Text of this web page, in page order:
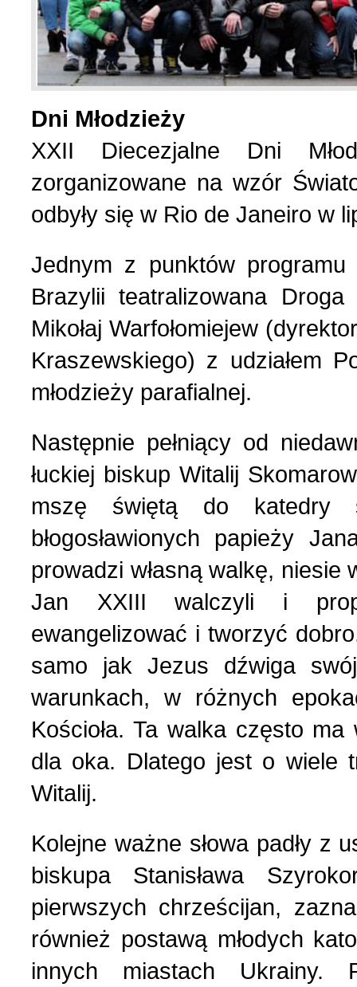
List do redakcji (7)
Literatura (2)
Losy Polaków
Losy rodzin polskich (3)
Mozaika na wsi (1)
Mozaika w PDF (47)
Nasza historia (24)
O tragicznie zmarłych
Ogłoszenia (24)
Opinie publiczne (11)
Poezja z Powstania
Polacy, których poznać
Polityka (10)
Pomoc charytatywna (1)
Prezentacja (5)
Realia ukraińskie (17)
1 (156) 2024 r. (5)
4 (155) 2023 r. (1)
3 (154) 2023 r. (1)
2 (153) 2023 r. (1)
1 (152) 2023 r. (9)
4 (151) 2022 r. (2)
3 (150) 2022 r. (1)
1 (148) 2022 r. (5)
4 (147) 2021 r. (3)
3 (146) 2021 r. (1)
2 (145) 2021 r. (10)
1 (144) 2021 r. (12)
4 (143) 2020 r. (1)
2 (141) 2020 r. (2)
Dni Młodzieży
XXII Diecezjalne Dni
zorganizowane na wzór
odbyły się w Rio de Janeiro w
Jednym z punktów
Brazylii teatralizowana Droga
Mikołaj Warfołomiejew
Kraszewskiego) z udziałem
młodzieży parafialnej.
Następnie pełniący od
łuckiej biskup Witalij
mszę świętą do katedry
błogosławionych papieży
prowadzi własną walkę, niesie
Jan XXIII walczyli i
ewangelizować i tworzyć
samo jak Jezus dźwiga
warunkach, w różnych
Kościoła. Ta walka często
dla oka. Dlatego jest o wiele
Witalij.
Kolejne ważne słowa padły z
biskupa Stanisława
pierwszych chrześcijan,
również postawą młodych
innych miastach Ukrainy.